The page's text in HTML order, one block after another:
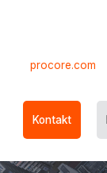
procore.com
Kontakt